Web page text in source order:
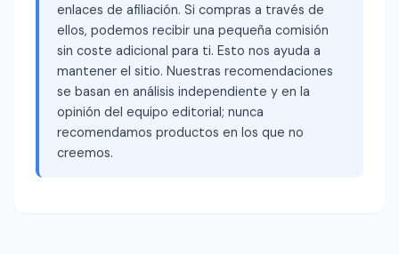
enlaces de afiliación. Si compras a través de
ellos, podemos recibir una pequeña comisión
sin coste adicional para ti. Esto nos ayuda a
mantener el sitio. Nuestras recomendaciones
se basan en análisis independiente y en la
opinión del equipo editorial; nunca
recomendamos productos en los que no
creemos.